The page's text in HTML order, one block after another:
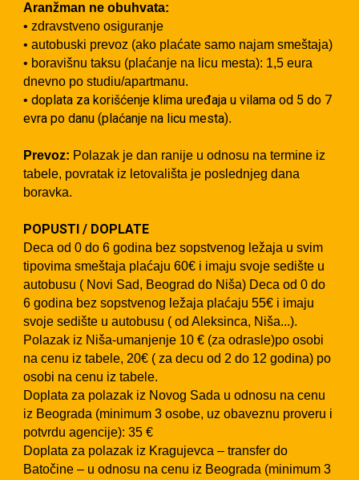
Aranžman ne obuhvata:
• zdravstveno osiguranje
• autobuski prevoz (ako plaćate samo najam smeštaja)
• boravišnu taksu (plaćanje na licu mesta): 1,5 eura
dnevno po studiu/apartmanu.
•doplata za korišćenje klima uređaja u vilama od 5 do 7
evra po danu (plaćanje na licu mesta).
Prevoz: Polazak je dan ranije u odnosu na termine iz
tabele, povratak iz letovališta je poslednjeg dana
boravka.
POPUSTI / DOPLATE
Deca od 0 do 6 godina bez sopstvenog ležaja u svim
tipovima smeštaja plaćaju 60€ i imaju svoje sedište u
autobusu ( Novi Sad, Beograd do Niša) Deca od 0 do
6 godina bez sopstvenog ležaja plaćaju 55€ i imaju
svoje sedište u autobusu ( od Aleksinca, Niša...).
Polazak iz Niša-umanjenje 10 € (za odrasle)po osobi
na cenu iz tabele, 20€ ( za decu od 2 do 12 godina) po
osobi na cenu iz tabele.
Doplata za polazak iz Novog Sada u odnosu na cenu
iz Beograda (minimum 3 osobe, uz obaveznu proveru i
potvrdu agencije): 35 €
Doplata za polazak iz Kragujevca – transfer do
Batočine – u odnosu na cenu iz Beograda (minimum 3